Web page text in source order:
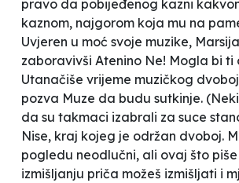
pravo da pobijeđenog kazni
kaznom, najgorom koja mu na
Uvjeren u moć svoje muzike,
zaboravivši Atenino Ne! Mogla bi ti
Utanačiše vrijeme muzičkog
pozva Muze da budu sutkinje.
da su takmaci izabrali za suce
Nise, kraj kojeg je održan dvoboj.
pogledu neodlučni, ali ovaj što
izmišljanju priča možeš izmišljati i